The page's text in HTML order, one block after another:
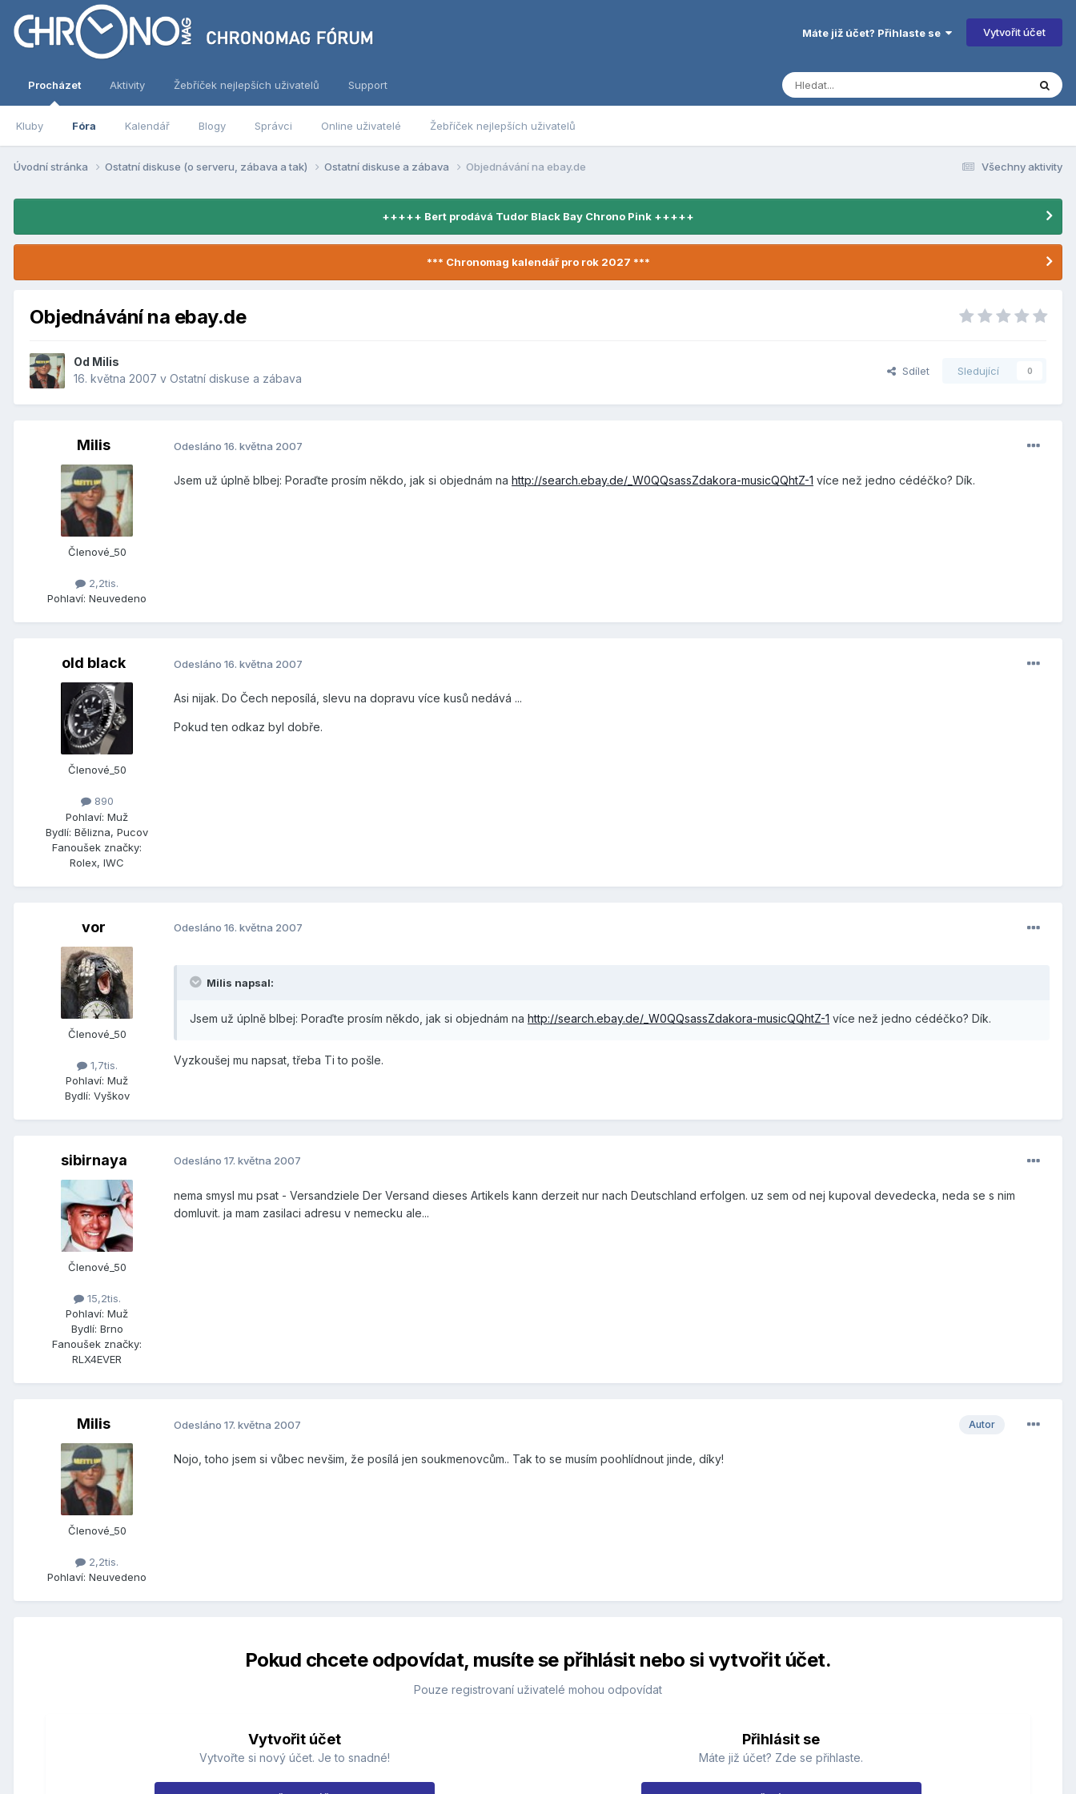
Máte již účet? Přihlaste se Vytvořit účet
Procházet
Kluby Fóra Kalendář Blogy Správci Online uživatelé Žebříček nejlepších uživatelů
Aktivity Žebříček nejlepších uživatelů Support
Všechny aktivity
Úvodní stránka Ostatní diskuse (o serveru, zábava a tak) Ostatní diskuse a zábava Objednávání na ebay.de
+++++ Bert prodává Tudor Black Bay Chrono Pink +++++
*** Chronomag kalendář pro rok 2027 ***
Objednávání na ebay.de
Od Milis
16. května 2007 v Ostatní diskuse a zábava
Sdílet Sledující 0
Milis
Členové_50
2,2tis.
Pohlaví: Neuvedeno
Odesláno 16. května 2007
Jsem už úplně blbej: Poraďte prosím někdo, jak si objednám na http://search.ebay.de/_W0QQsassZdakora-musicQQhtZ-1 více než jedno cédéčko? Dík.
old black
Členové_50
890
Pohlaví: Muž
Bydlí: Bělizna, Pucov
Fanoušek značky:
Rolex, IWC
Odesláno 16. května 2007
Asi nijak. Do Čech neposílá, slevu na dopravu více kusů nedává ...
Pokud ten odkaz byl dobře.
vor
Členové_50
1,7tis.
Pohlaví: Muž
Bydlí: Vyškov
Odesláno 16. května 2007
Milis napsal:
Jsem už úplně blbej: Poraďte prosím někdo, jak si objednám na http://search.ebay.de/_W0QQsassZdakora-musicQQhtZ-1 více než jedno cédéčko? Dík.
Vyzkoušej mu napsat, třeba Ti to pošle.
sibirnaya
Členové_50
15,2tis.
Pohlaví: Muž
Bydlí: Brno
Fanoušek značky:
RLX4EVER
Odesláno 17. května 2007
nema smysl mu psat - Versandziele Der Versand dieses Artikels kann derzeit nur nach Deutschland erfolgen. uz sem od nej kupoval devedecka, neda se s nim
domluvit. ja mam zasilaci adresu v nemecku ale...
Milis
Členové_50
2,2tis.
Pohlaví: Neuvedeno
Autor
Odesláno 17. května 2007
Nojo, toho jsem si vůbec nevšim, že posílá jen soukmenovcům.. Tak to se musím poohlídnout jinde, díky!
Pokud chcete odpovídat, musíte se přihlásit nebo si vytvořit účet.
Pouze registrovaní uživatelé mohou odpovídat
Vytvořit účet
Vytvořte si nový účet. Je to snadné!
Přihlásit se
Máte již účet? Zde se přihlaste.